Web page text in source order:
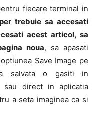
fiecare terminal in
trebuie sa accesati
acest articol, sa
noua, sa apasati
Save Image pe
salvata o gasiti in
sau direct in aplicatia
a seta imaginea ca si